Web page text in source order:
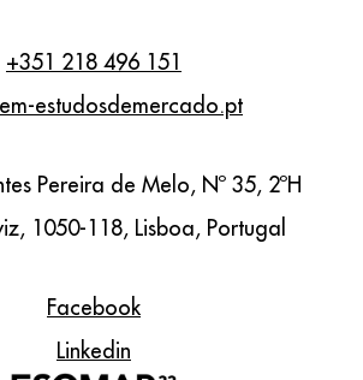
+351 218 496 151
estudosdemercado.pt
Pereira de Melo, Nº 35, 2ºH
1050-118, Lisboa, Portugal
Facebook
Linkedin